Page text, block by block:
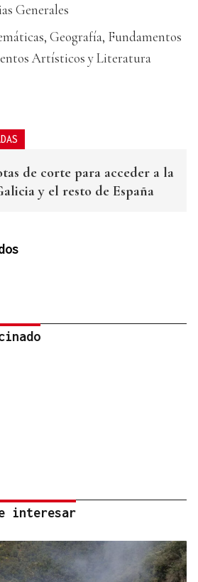
Generales
Geografía, Fundamentos
Artísticos y Literatura
de corte para acceder a la
y el resto de España
interesar